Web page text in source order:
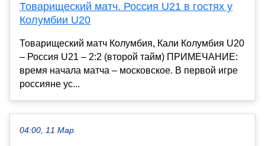
Товарищеский матч. Россия U21 в гостях у
Колумбии U20
Товарищеский матч Колумбия, Кали Колумбия U20
– Россия U21 – 2:2 (второй тайм) ПРИМЕЧАНИЕ:
время начала матча – московское. В первой игре
россияне ус...
04:00, 11 Мар